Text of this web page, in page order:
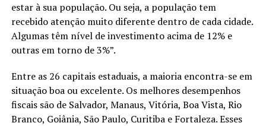
estar à sua população. Ou seja, a população tem
recebido atenção muito diferente dentro de cada cidade.
Algumas têm nível de investimento acima de 12% e
outras em torno de 3%”.
Entre as 26 capitais estaduais, a maioria encontra-se em
situação boa ou excelente. Os melhores desempenhos
fiscais são de Salvador, Manaus, Vitória, Boa Vista, Rio
Branco, Goiânia, São Paulo, Curitiba e Fortaleza. Esses